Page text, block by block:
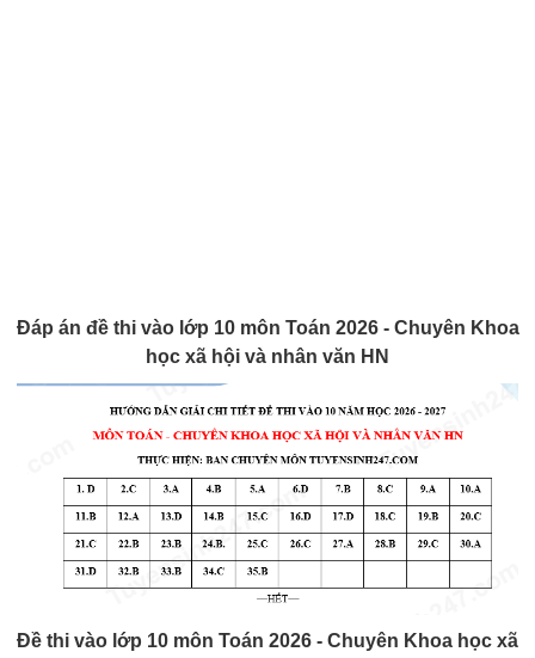
Đáp án đề thi vào lớp 10 môn Toán 2026 - Chuyên Khoa
học xã hội và nhân văn HN
Đề thi vào lớp 10 môn Toán 2026 - Chuyên Khoa học xã